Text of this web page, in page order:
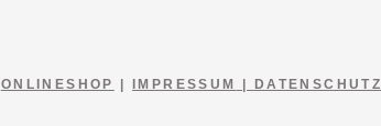
ONLINESHOP | IMPRESSUM | DATENSCHUTZ